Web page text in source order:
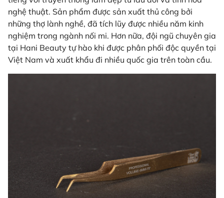
nghệ thuật. Sản phẩm được sản xuất thủ công bởi
những thợ lành nghề, đã tích lũy được nhiều năm kinh
nghiệm trong ngành nối mi. Hơn nữa, đội ngũ chuyên gia
tại Hani Beauty tự hào khi được phân phối độc quyền tại
Việt Nam và xuất khẩu đi nhiều quốc gia trên toàn cầu.